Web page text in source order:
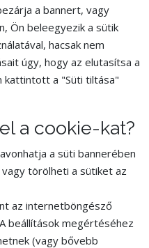
a bannert, vagy
Ön beleegyezik a sütik
hacsak nem
úgy, hogy az elutasítsa a
kattintott a "Süti tiltása"
a cookie-kat?
a süti bannerében
törölheti a sütiket az
az internetböngésző
beállítások megértéséhez
(vagy bővebb